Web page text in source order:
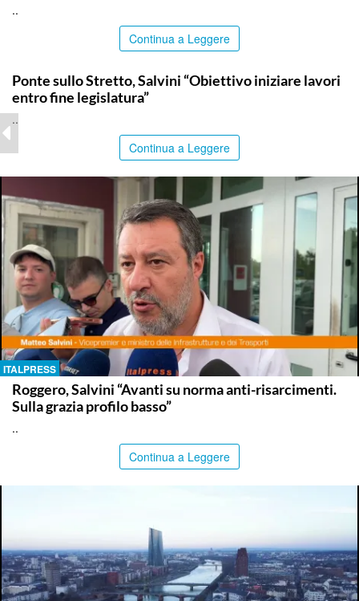
..
Continua a Leggere
Ponte sullo Stretto, Salvini “Obiettivo iniziare lavori
entro fine legislatura”
..
Continua a Leggere
ITALPRESS
Roggero, Salvini “Avanti su norma anti-risarcimenti.
Sulla grazia profilo basso”
..
Continua a Leggere